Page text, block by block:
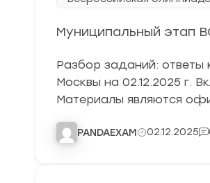
Муниципальный этап
Разбор заданий:
Москвы на 02.12.2025 г.
Материалы являются
PANDAEXAM 02.12.2025